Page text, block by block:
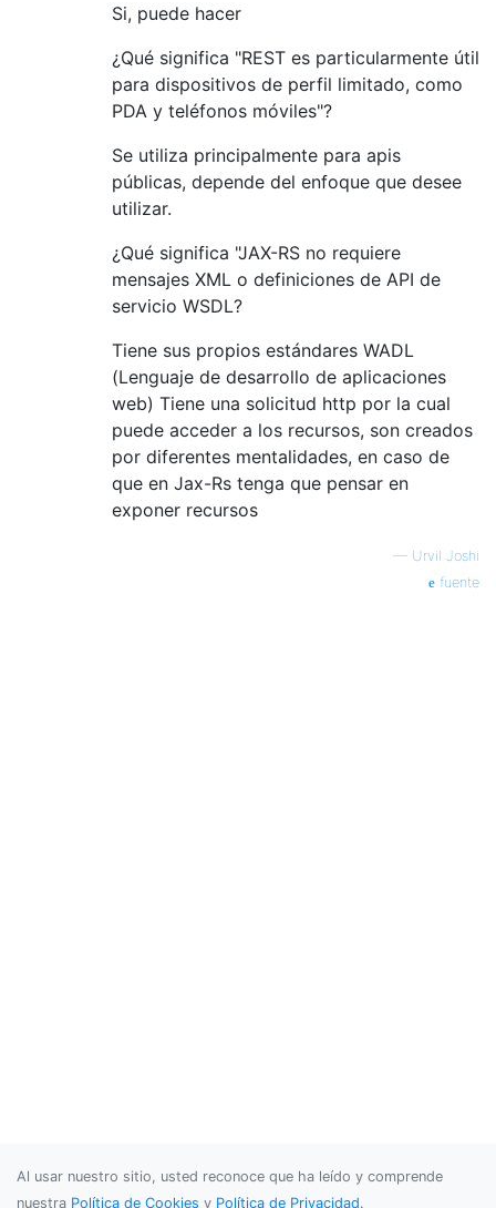
Si, puede hacer
¿Qué significa "REST es particularmente útil
para dispositivos de perfil limitado, como
PDA y teléfonos móviles"?
Se utiliza principalmente para apis
públicas, depende del enfoque que desee
utilizar.
¿Qué significa "JAX-RS no requiere
mensajes XML o definiciones de API de
servicio WSDL?
Tiene sus propios estándares WADL
(Lenguaje de desarrollo de aplicaciones
web) Tiene una solicitud http por la cual
puede acceder a los recursos, son creados
por diferentes mentalidades, en caso de
que en Jax-Rs tenga que pensar en
exponer recursos
— Urvil Joshi
fuente
Al usar nuestro sitio, usted reconoce que ha leído y comprende
nuestra Política de Cookies y Política de Privacidad.